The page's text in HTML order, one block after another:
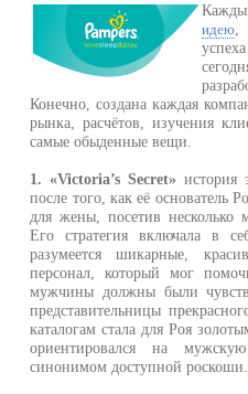
идею
Конечно, создана каждая
рынка, расчётов, изучения
самые обыденные вещи.
1. «Victoria’s Secret» история
после того, как её основатель
для жены, посетив несколько
Его стратегия включала в
разумеется шикарные,
персонал, который мог
мужчины должны были
представительницы
каталогам стала для Роя
ориентировался на
синонимом доступной роскоши.